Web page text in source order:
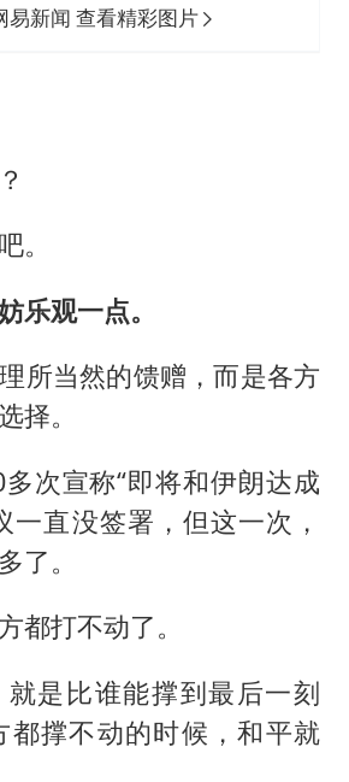
易新闻 查看精彩图片
。
乐观一点。
所当然的馈赠，而是各方
择。
次宣称“即将和伊朗达成
一直没签署，但这一次，
了。
都打不动了。
是比谁能撑到最后一刻
撑不动的时候，和平就